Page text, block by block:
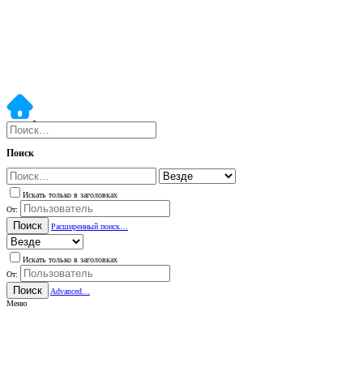
Поиск
Искать только в заголовках
От:
Поиск Расширенный поиск…
Искать только в заголовках
От:
Поиск
Advanced…
Меню